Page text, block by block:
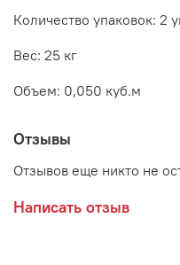
Количество упаковок: 2
Вес: 25 кг
Объем: 0,050 куб.м
Отзывы
Отзывов еще никто не
Написать отзыв